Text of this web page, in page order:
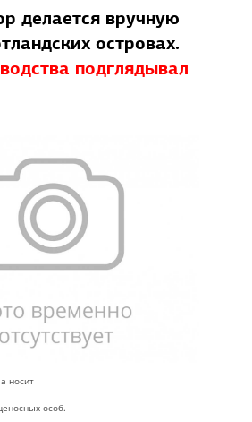
делается вручную
островах.
подглядывал
носит
особ.